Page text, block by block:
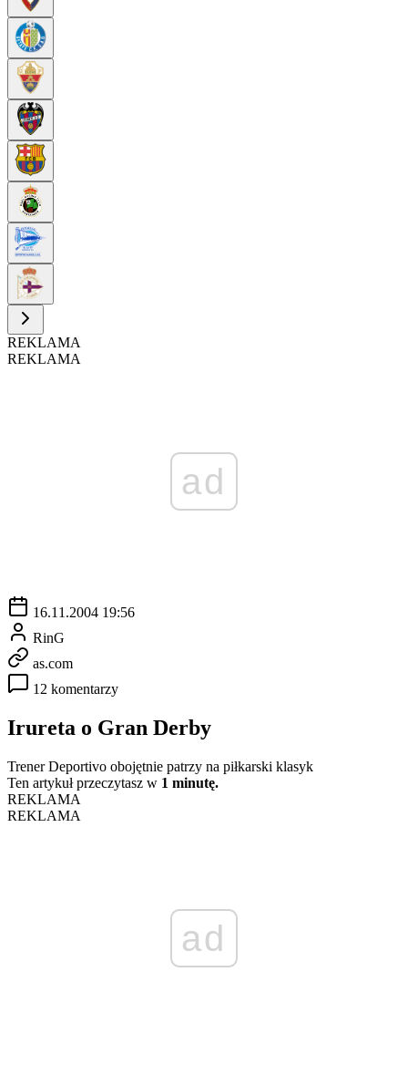
REKLAMA
REKLAMA
ad
16.11.2004 19:56
RinG
as.com
12 komentarzy
Irureta o Gran Derby
Trener Deportivo obojętnie patrzy na piłkarski klasyk
Ten artykuł przeczytasz w 1 minutę.
REKLAMA
REKLAMA
ad